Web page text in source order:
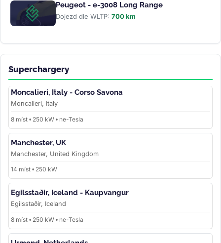
Peugeot - e-3008 Long Range
Dojezd dle WLTP: 700 km
Superchargery
Moncalieri, Italy - Corso Savona
Moncalieri, Italy
8 míst • 250 kW • ne-Tesla
Manchester, UK
Manchester, United Kingdom
14 míst • 250 kW
Egilsstaðir, Iceland - Kaupvangur
Egilsstaðir, Iceland
8 míst • 250 kW • ne-Tesla